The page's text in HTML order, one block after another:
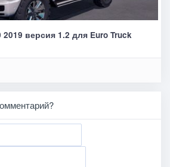
2019 версия 1.2 для Euro Truck